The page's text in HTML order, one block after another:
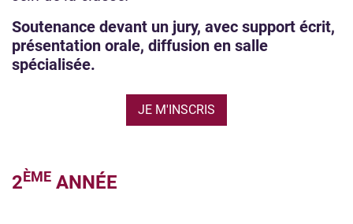
Soutenance devant un jury, avec support écrit,
présentation orale, diffusion en salle
spécialisée.
JE M'INSCRIS
2ÈME ANNÉE